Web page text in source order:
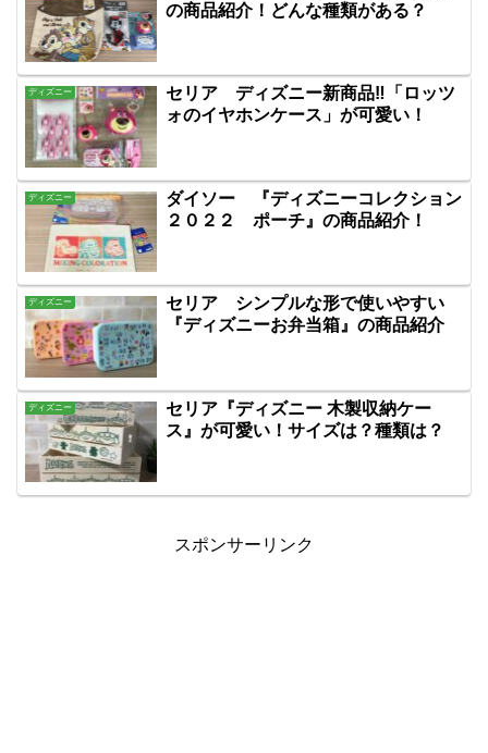
の商品紹介！どんな種類がある？
ディズニー
セリア ディズニー新商品‼「ロッツ
ォのイヤホンケース」が可愛い！
ディズニー
ダイソー 『ディズニーコレクション
２０２２ ポーチ』の商品紹介！
ディズニー
セリア シンプルな形で使いやすい
『ディズニーお弁当箱』の商品紹介
ディズニー
セリア『ディズニー 木製収納ケー
ス』が可愛い！サイズは？種類は？
スポンサーリンク